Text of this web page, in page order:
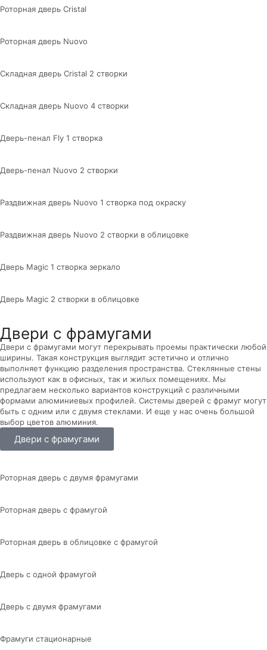
Роторная дверь Cristal
Роторная дверь Nuovo
Складная дверь Cristal 2 створки
Складная дверь Nuovo 4 створки
Дверь-пенал Fly 1 створка
Дверь-пенал Nuovo 2 створки
Раздвижная дверь Nuovo 1 створка под окраску
Раздвижная дверь Nuovo 2 створки в облицовке
Дверь Magic 1 створка зеркало
Дверь Magic 2 створки в облицовке
Двери с фрамугами
Двери с фрамугами могут перекрывать проемы практически любой
ширины. Такая конструкция выглядит эстетично и отлично
выполняет функцию разделения пространства. Стеклянные стены
используют как в офисных, так и жилых помещениях. Мы
предлагаем несколько вариантов конструкций с различными
формами алюминиевых профилей. Системы дверей с фрамуг могут
быть с одним или с двумя стеклами. И еще у нас очень большой
выбор цветов алюминия.
Двери с фрамугами
Роторная дверь с двумя фрамугами
Роторная дверь с фрамугой
Роторная дверь в облицовке с фрамугой
Дверь с одной фрамугой
Дверь с двумя фрамугами
Фрамуги стационарные